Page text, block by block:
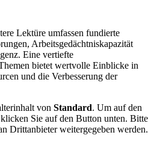
Lektüre umfassen fundierte
Arbeitsgedächtniskapazität
Eine vertiefte
bietet wertvolle Einblicke in
und die Verbesserung der
von Standard. Um auf den
Sie auf den Button unten. Bitte
Drittanbieter weitergegeben werden.